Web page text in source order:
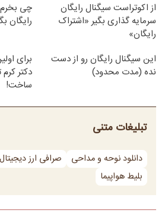
از اکوتراست سیگنال رایگان
سرمایه گذاری بگیر «اشتراک
رایگان»
چی
رایگان
این سیگنال رایگان رو از دست
نده (مدت محدود)
ساخت!
تبلیغات متنی
دانلود نوحه و مداحی صرافی ارز دیجیتال
بلیط هواپیما